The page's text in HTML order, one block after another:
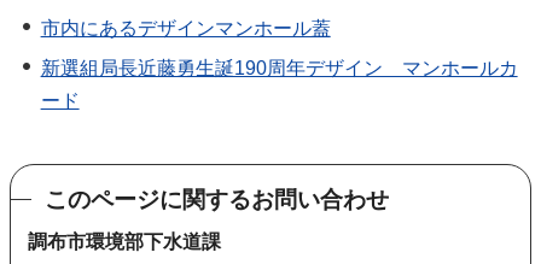
市内にあるデザインマンホール蓋
新選組局長近藤勇生誕190周年デザイン マンホールカ
ード
このページに関するお問い合わせ
調布市環境部下水道課